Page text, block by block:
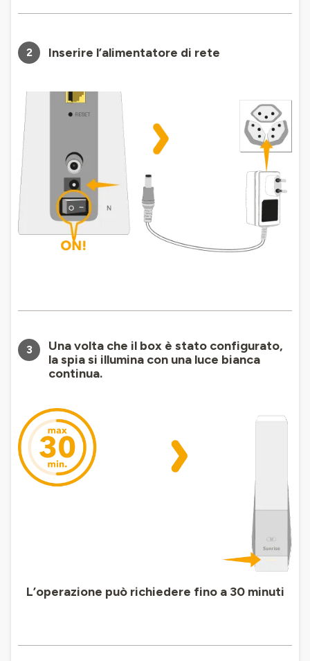
2 Inserire l’alimentatore di rete
3
Una volta che il box è stato configurato,
la spia si illumina con una luce bianca
continua.
L’operazione può richiedere fino a 30 minuti